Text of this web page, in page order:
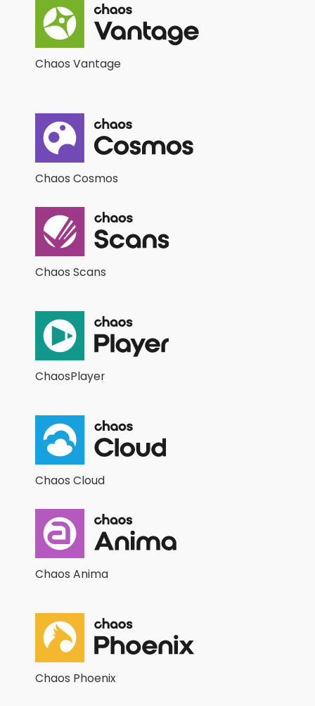
Chaos Vantage
Chaos Cosmos
Chaos Scans
ChaosPlayer
Chaos Cloud
Chaos Anima
Chaos Phoenix